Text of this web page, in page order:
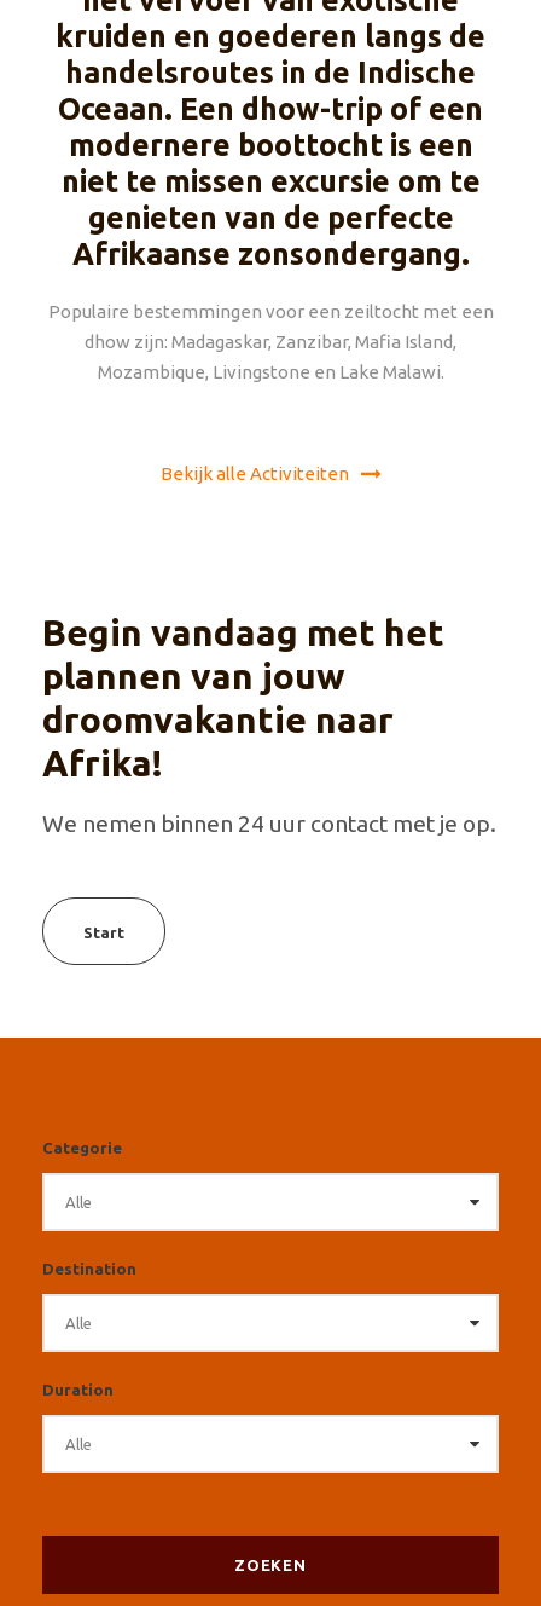
kruiden en goederen langs de
handelsroutes in de Indische
Oceaan. Een dhow-trip of een
modernere boottocht is een
niet te missen excursie om te
genieten van de perfecte
Afrikaanse zonsondergang.
Populaire bestemmingen voor een zeiltocht met een
dhow zijn: Madagaskar, Zanzibar, Mafia Island,
Mozambique, Livingstone en Lake Malawi.
Bekijk alle Activiteiten
Begin vandaag met het
plannen van jouw
droomvakantie naar
Afrika!
We nemen binnen 24 uur contact met je op.
Start
Categorie
Destination
Duration